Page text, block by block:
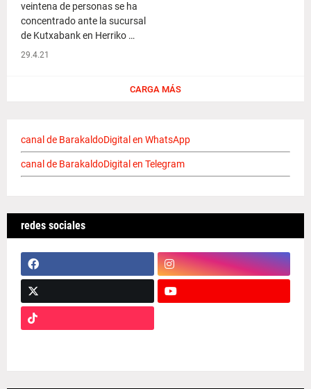
veintena de personas se ha
concentrado ante la sucursal
de Kutxabank en Herriko …
29.4.21
CARGA MÁS
canal de BarakaldoDigital en WhatsApp
canal de BarakaldoDigital en Telegram
redes sociales